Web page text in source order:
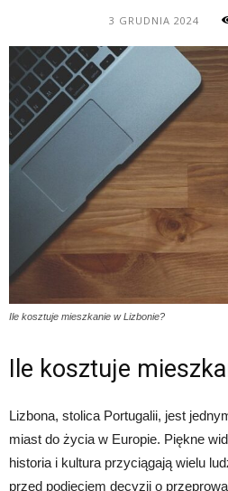
3 GRUDNIA 2024
Ile kosztuje mieszkanie w Lizbonie?
Ile kosztuje
Lizbona, stolica Portugalii, jest
miast do życia w Europie. Piękne
historia i kultura przyciągają wielu
przed podjęciem decyzji o